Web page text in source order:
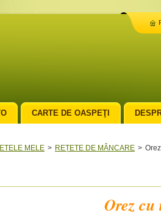
MELE > REȚETE DE MÂNCARE >
Orez cu
CARTE DE OASPEŢI